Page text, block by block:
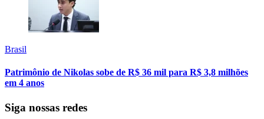
Brasil
Patrimônio de Nikolas sobe de R$ 36 mil para R$ 3,8 milhões
em 4 anos
Siga nossas redes